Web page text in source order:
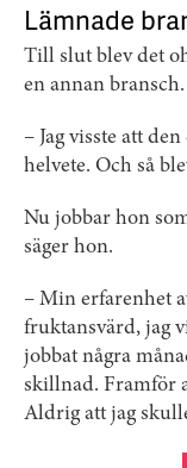
Lämnade
Till slut blev det
en annan bransch.
– Jag visste att
helvete. Och så
Nu jobbar hon
säger hon.
– Min erfarenhet
fruktansvärd, jag
jobbat några
skillnad. Framför
Aldrig att jag